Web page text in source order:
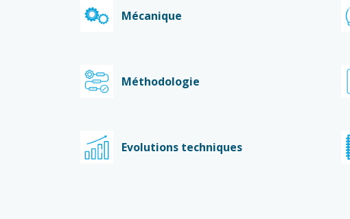
Mécanique
Méthodologie
Evolutions techniques